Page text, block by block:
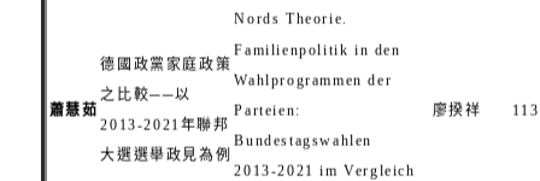
Nords Theorie.
蕭慧茹
德國政黨家庭政策
之比較──以
2013-2021年聯邦
大選選舉政見為例
Familienpolitik in den
Wahlprogrammen der
Parteien:
Bundestagswahlen
2013-2021 im Vergleich
廖揆祥 113